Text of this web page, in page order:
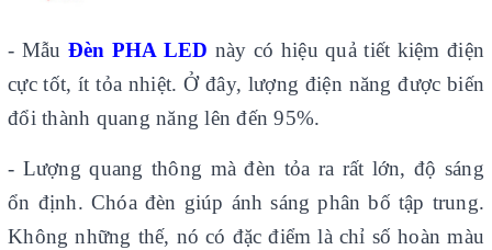
- Mẫu Đèn PHA LED này có hiệu quả tiết kiệm điện
cực tốt, ít tỏa nhiệt. Ở đây, lượng điện năng được biến
đổi thành quang năng lên đến 95%.
- Lượng quang thông mà đèn tỏa ra rất lớn, độ sáng
ổn định. Chóa đèn giúp ánh sáng phân bố tập trung.
Không những thế, nó có đặc điểm là chỉ số hoàn màu